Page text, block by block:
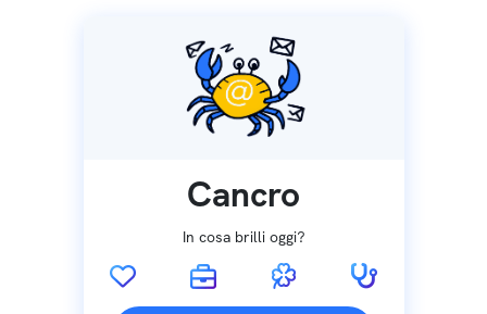
Cancro
In cosa brilli oggi?